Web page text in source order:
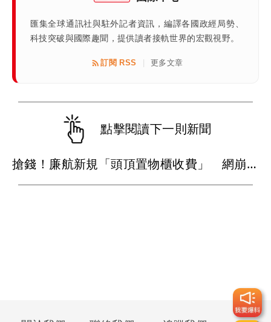
匯集全球通訊社與駐外記者資訊，編譯各國政經局勢、
科技突破與國際趣聞，提供讀者接軌世界的宏觀視野。
訂閱 RSS 更多文章
點擊閱讀下一則新聞
搶錢！廉航新規「頭頂置物櫃收費」 網崩潰：上廁所要多少？